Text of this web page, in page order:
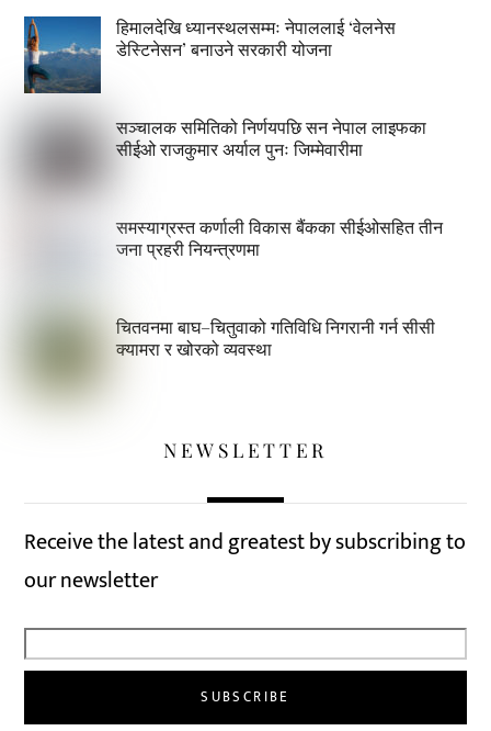
हिमालदेखि ध्यानस्थलसम्मः नेपाललाई ‘वेलनेस
डेस्टिनेसन’ बनाउने सरकारी योजना
सञ्चालक समितिको निर्णयपछि सन नेपाल लाइफका
सीईओ राजकुमार अर्याल पुनः जिम्मेवारीमा
समस्याग्रस्त कर्णाली विकास बैंकका सीईओसहित तीन
जना प्रहरी नियन्त्रणमा
चितवनमा बाघ–चितुवाको गतिविधि निगरानी गर्न सीसी
क्यामरा र खोरको व्यवस्था
NEWSLETTER
Receive the latest and greatest by subscribing to
our newsletter